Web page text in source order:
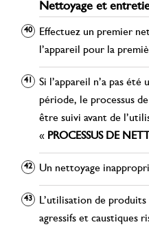
Nettoyage et
Effectuez un premier
l’appareil pour la
Si l’appareil n’a pas
période, le processus
être suivi avant de
« PROCESSUS DE
Un nettoyage
L’utilisation de
agressifs et caustiques